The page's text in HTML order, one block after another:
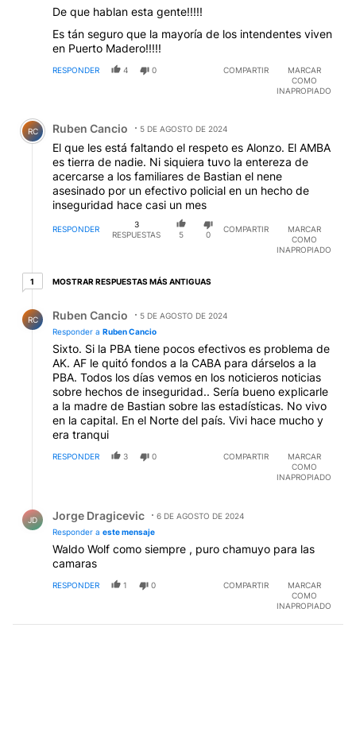
De que hablan esta gente!!!!!
Es tán seguro que la mayoría de los intendentes viven
en Puerto Madero!!!!!
RESPONDER 4 0 COMPARTIR
MARCAR
COMO
INAPROPIADO
Comentario de Ruben Cancio.
RC Ruben Cancio 5 DE AGOSTO DE 2024
El que les está faltando el respeto es Alonzo. El AMBA
es tierra de nadie. Ni siquiera tuvo la entereza de
acercarse a los familiares de Bastian el nene
asesinado por un efectivo policial en un hecho de
inseguridad hace casi un mes
RESPONDER
3
RESPUESTAS
5 0
COMPARTIR
MARCAR
COMO
INAPROPIADO
11 respuesta más antiguas
MOSTRAR RESPUESTAS MÁS ANTIGUAS
RC Ruben Cancio
5 DE AGOSTO DE 2024
Responder a Ruben Cancio
Sixto. Si la PBA tiene pocos efectivos es problema de
AK. AF le quitó fondos a la CABA para dárselos a la
PBA. Todos los días vemos en los noticieros noticias
sobre hechos de inseguridad.. Sería bueno explicarle
a la madre de Bastian sobre las estadísticas. No vivo
en la capital. En el Norte del país. Vivi hace mucho y
era tranqui
RESPONDER 3 0 COMPARTIR
MARCAR
COMO
INAPROPIADO
JD Jorge Dragicevic
6 DE AGOSTO DE 2024
Responder a este mensaje
Waldo Wolf como siempre , puro chamuyo para las
camaras
RESPONDER 1 0 COMPARTIR
MARCAR
COMO
INAPROPIADO